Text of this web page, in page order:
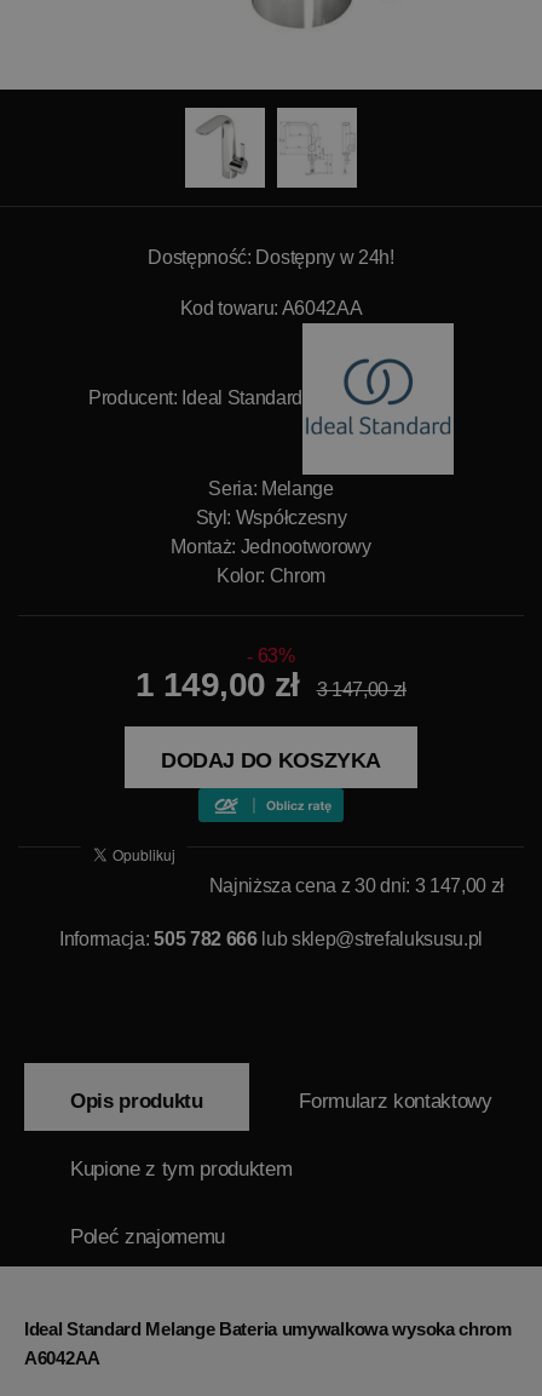
Dostępność: Dostępny w 24h!
Kod towaru: A6042AA
Producent: Ideal Standard
Seria: Melange
Styl: Współczesny
Montaż: Jednootworowy
Kolor: Chrom
63%
1 149,00 zł 3 147,00 zł
DODAJ DO KOSZYKA
Najniższa cena z 30 dni: 3 147,00 zł
Informacja:505 782 666lubsklep@strefaluksusu.pl
Opis produktu Formularz kontaktowy
Kupione z tym produktem
Poleć znajomemu
Ideal Standard Melange Bateria umywalkowa wysoka chrom
A6042AA